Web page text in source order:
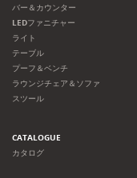
バー＆カウンター
LEDファニチャー
ライト
テーブル
プーフ＆ベンチ
ラウンジチェア＆ソファ
スツール
CATALOGUE
カタログ